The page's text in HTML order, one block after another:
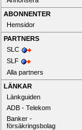
ABONNENTER
Hemsidor
PARTNERS
SLC
SLF
Alla partners
LÄNKAR
Länkguiden
ADB - Telekom
Banker -
försäkringsbolag